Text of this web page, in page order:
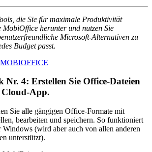
die Sie für maximale Produktivität
MobiOffice herunter und nutzen Sie
Microsoft-Alternativen zu
Budget passt.
4: Erstellen Sie Office-Dateien
App.
Sie alle gängigen Office-Formate mit
bearbeiten und speichern. So funktioniert
(wird aber auch von allen anderen
unterstützt).